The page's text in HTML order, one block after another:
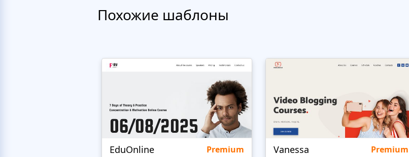
Похожие шаблоны
EduOnline Premium Vanessa Premium